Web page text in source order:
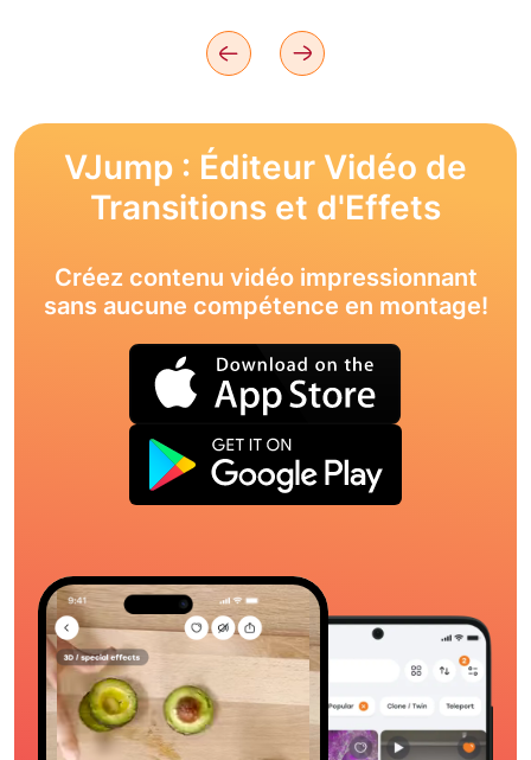
VJump : Éditeur Vidéo de
Transitions et d'Effets
Créez contenu vidéo impressionnant
sans aucune compétence en montage!